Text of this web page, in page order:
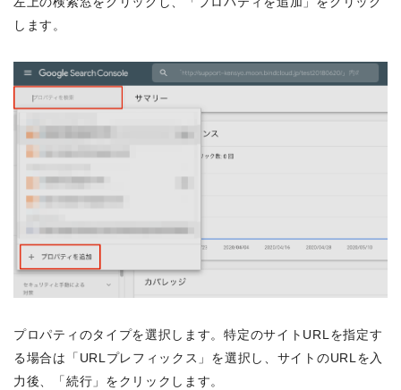
します。
プロパティのタイプを選択します。特定のサイトURLを指定す
る場合は「URLプレフィックス」を選択し、サイトのURLを入
力後、「続行」をクリックします。